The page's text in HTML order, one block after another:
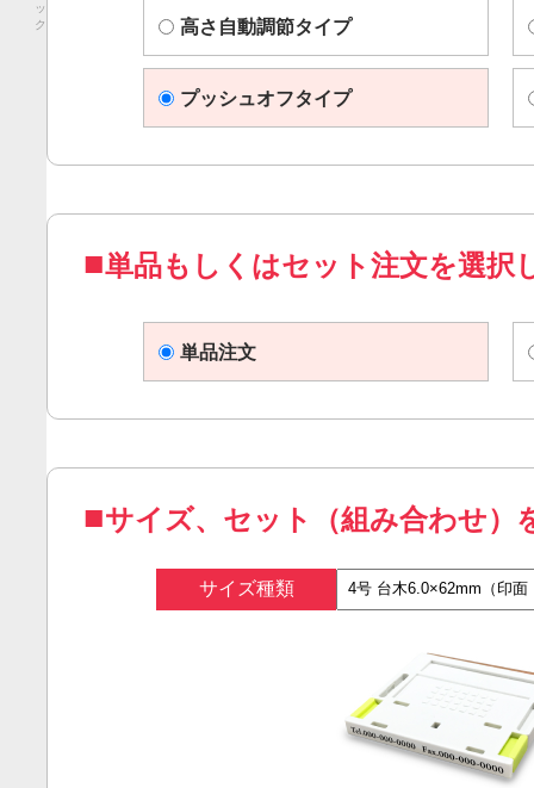
高さ自動調節タイプ
プッシュオフタイプ
単品もしくはセット注文を選択
単品注文
サイズ、セット（組み合わせ）
サイズ種類
ッ
ク